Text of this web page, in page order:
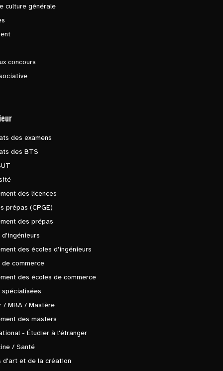
culture générale
concours
des examens
des BTS
des licences
prépas (CPGE)
des prépas
d'ingénieurs
des écoles d'ingénieurs
de commerce
des écoles de commerce
spécialisées
/ MBA / Mastère
des masters
- Étudier à l'étranger
/ Santé
d'art et de la création